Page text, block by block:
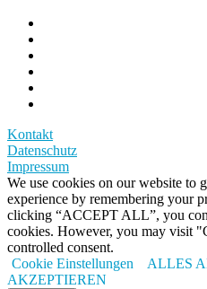
Kontakt
Datenschutz
Impressum
We use cookies on our website to
experience by remembering your
clicking “ACCEPT ALL”, you
cookies. However, you may visit
controlled consent.
Cookie Einstellungen
ALLES
AKZEPTIEREN